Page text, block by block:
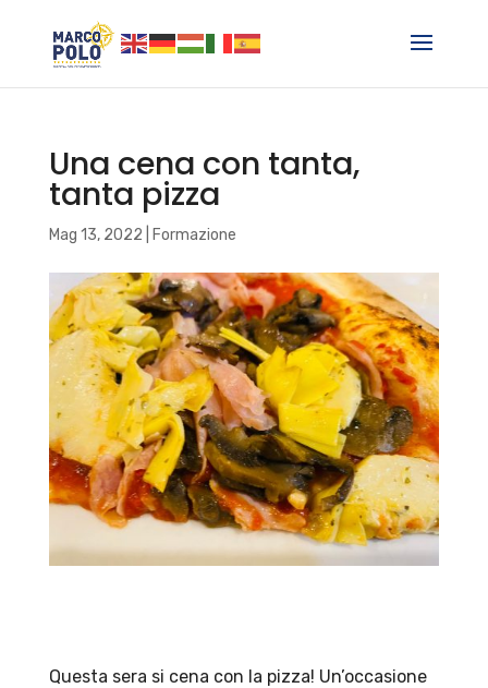
Una cena con tanta,
tanta pizza
Mag 13, 2022 Formazione
Questa sera si cena con la pizza! Un’occasione